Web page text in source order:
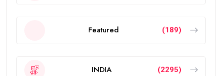
Featured (189)
INDIA (2295)